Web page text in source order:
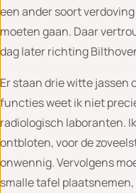
een ander soort
moeten gaan. Daar
dag later richting
Er staan drie witte jassen
functies weet ik niet
radiologisch laboranten.
ontbloten, voor de
onwennig. Vervolgens
smalle tafel